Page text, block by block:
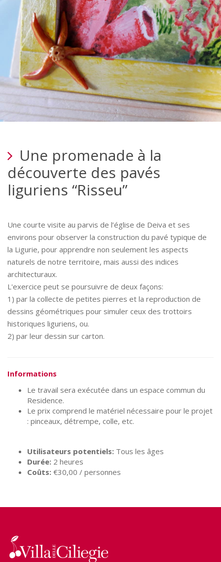
Une promenade à la
découverte des pavés
liguriens “Risseu”
Une courte visite au parvis de l’église de Deiva et ses
environs pour observer la construction du pavé typique de
la Ligurie, pour apprendre non seulement les aspects
naturels de notre territoire, mais aussi des indices
architecturaux.
L'exercice peut se poursuivre de deux façons:
1) par la collecte de petites pierres et la reproduction de
dessins géométriques pour simuler ceux des trottoirs
historiques liguriens, ou.
2) par leur dessin sur carton.
Informations
Le travail sera exécutée dans un espace commun du
Residence.
Le prix comprend le matériel nécessaire pour le projet
: pinceaux, détrempe, colle, etc.
Utilisateurs potentiels: Tous les âges
Durée: 2 heures
Coûts: €30,00 / personnes